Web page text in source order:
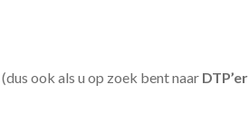
(dus ook als u op zoek bent naar DTP’er